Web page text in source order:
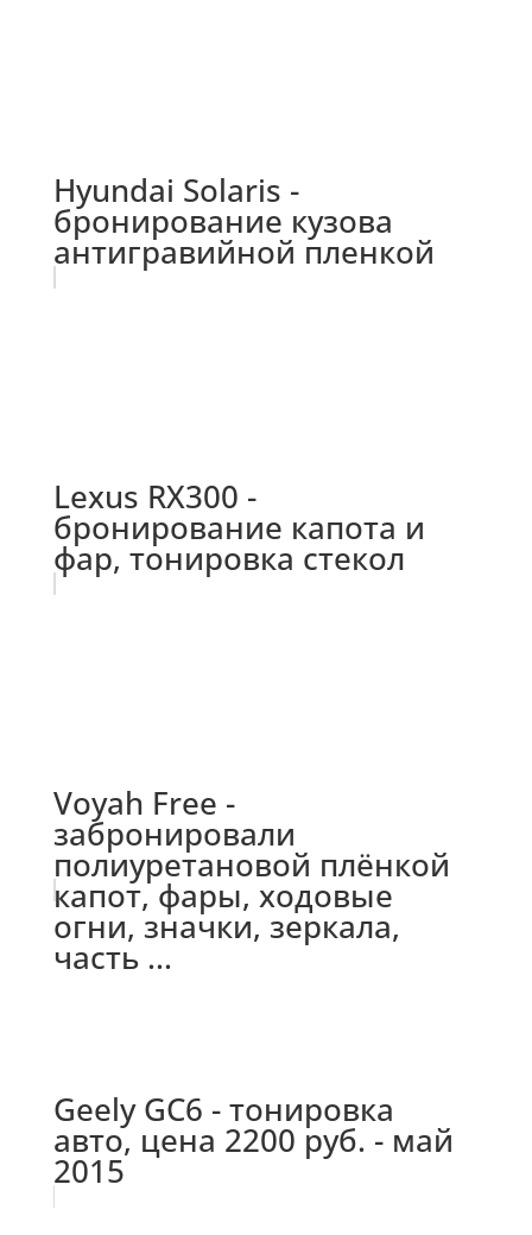
Hyundai Solaris -
бронирование кузова
антигравийной пленкой
Lexus RX300 -
бронирование капота и
фар, тонировка стекол
Voyah Free -
забронировали
полиуретановой плёнкой
капот, фары, ходовые
огни, значки, зеркала,
часть ...
Geely GC6 - тонировка
авто, цена 2200 руб. - май
2015